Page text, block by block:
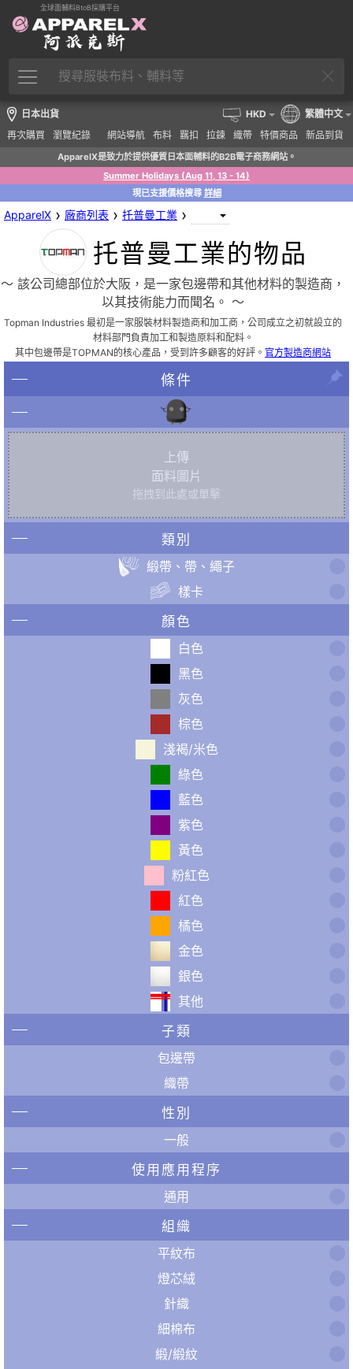
全球面輔料BtoB採購平台
日本出貨
再次購買
瀏覽紀錄 網站導航 布料 羈扣 拉鍊 織帶 特價商品 新品到貨
HKD 繁體中文
ApparelX是致力於提供優質日本面輔料的B2B電子商務網站。
Summer Holidays (Aug 11, 13 - 14)
現已支援價格搜尋 詳細
ApparelX › 廠商列表 › 托普曼工業 ›
托普曼工業的物品
〜 該公司總部位於大阪，是一家包邊帶和其他材料的製造商，
以其技術能力而聞名。 〜
Topman Industries 最初是一家服裝材料製造商和加工商，公司成立之初就設立的
材料部門負責加工和製造原料和配料。
其中包邊帶是TOPMAN的核心產品，受到許多顧客的好評。官方製造商網站
條件
上傳
面料圖片
拖拽到此處或單擊
類別
緞帶、帶、繩子
樣卡
顏色
白色
黑色
灰色
棕色
淺褐/米色
綠色
藍色
紫色
黃色
粉紅色
紅色
橘色
金色
銀色
其他
子類
包邊帶
織帶
性別
一般
使用應用程序
通用
組織
平紋布
燈芯絨
針織
細棉布
緞/緞紋